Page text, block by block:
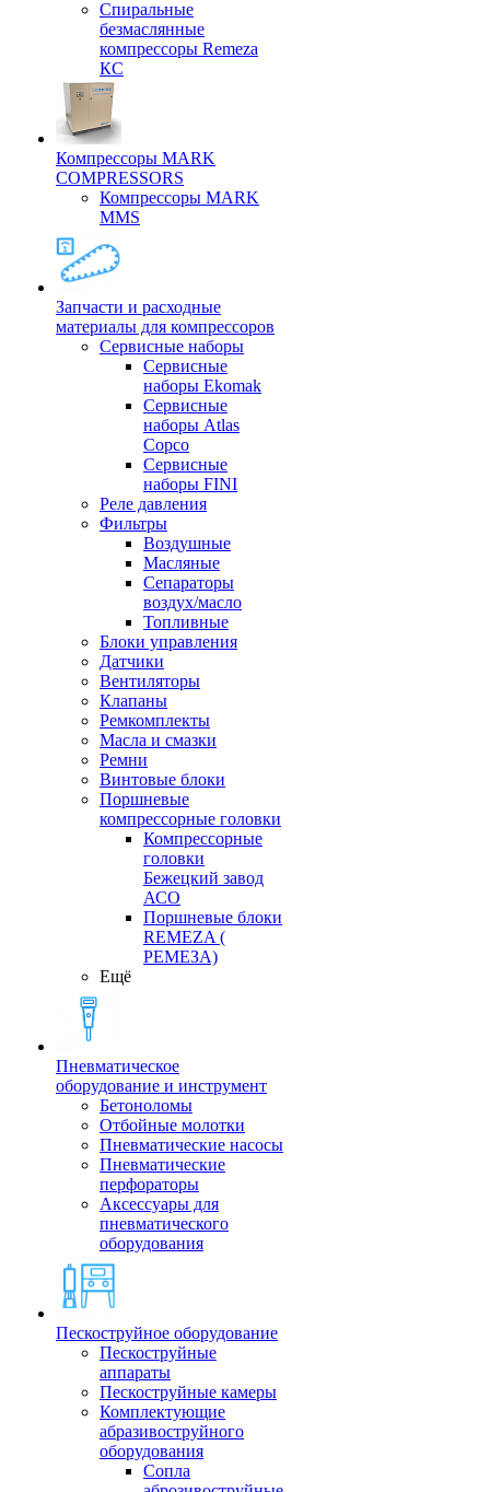
Спиральные
безмаслянные
компрессоры Remeza
КС
Компрессоры MARK
COMPRESSORS
Компрессоры MARK
MMS
Запчасти и расходные
материалы для компрессоров
Cервисные наборы
Сервисные
наборы Ekomak
Cервисные
наборы Atlas
Copco
Сервисные
наборы FINI
Реле давления
Фильтры
Воздушные
Масляные
Сепараторы
воздух/масло
Топливные
Блоки управления
Датчики
Вентиляторы
Клапаны
Ремкомплекты
Масла и смазки
Ремни
Винтовые блоки
Поршневые
компрессорные головки
Компрессорные
головки
Бежецкий завод
АСО
Поршневые блоки
REMEZA (
РЕМЕЗА)
Ещё
Пневматическое
оборудование и инструмент
Бетоноломы
Отбойные молотки
Пневматические насосы
Пневматические
перфораторы
Аксессуары для
пневматического
оборудования
Пескоструйное оборудование
Пескоструйные
аппараты
Пескоструйные камеры
Комплектующие
абразивоструйного
оборудования
Сопла